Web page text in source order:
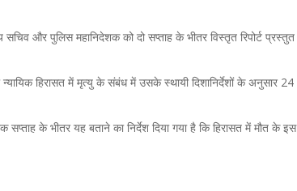
और पुलिस महानिदेशक को दो सप्ताह के भीतर विस्तृत रिपोर्ट प्रस्तुत
हिरासत में मृत्यु के संबंध में उसके स्थायी दिशानिर्देशों के अनुसार 24
के भीतर यह बताने का निर्देश दिया गया है कि हिरासत में मौत के इस